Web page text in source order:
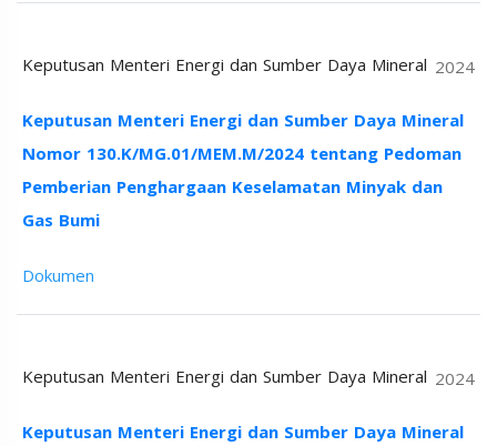
Keputusan Menteri Energi dan Sumber Daya Mineral 2024
Keputusan Menteri Energi dan Sumber Daya Mineral
Nomor 130.K/MG.01/MEM.M/2024 tentang Pedoman
Pemberian Penghargaan Keselamatan Minyak dan
Gas Bumi
Dokumen
Keputusan Menteri Energi dan Sumber Daya Mineral 2024
Keputusan Menteri Energi dan Sumber Daya Mineral